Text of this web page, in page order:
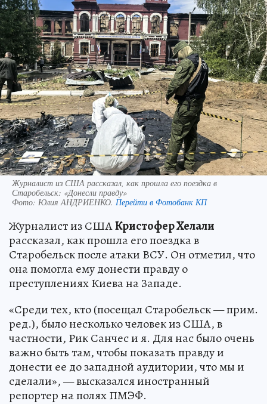
Журналист из США рассказал, как прошла его поездка в
Старобельск: «Донесли правду»
Фото: Юлия АНДРИЕНКО. Перейти в Фотобанк КП
Журналист из СШАКристофер Хелали
рассказал, как прошла его поездка в
Старобельск после атаки ВСУ. Он отметил, что
она помогла ему донести правду о
преступлениях Киева на Западе.
«Среди тех, кто (посещал Старобельск — прим.
ред.), было несколько человек из США, в
частности, Рик Санчес и я. Для нас было очень
важно быть там, чтобы показать правду и
донести ее до западной аудитории, что мы и
сделали», — высказался иностранный
репортер на полях ПМЭФ.